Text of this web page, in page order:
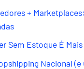
+
Sem Estoque É
Nacional